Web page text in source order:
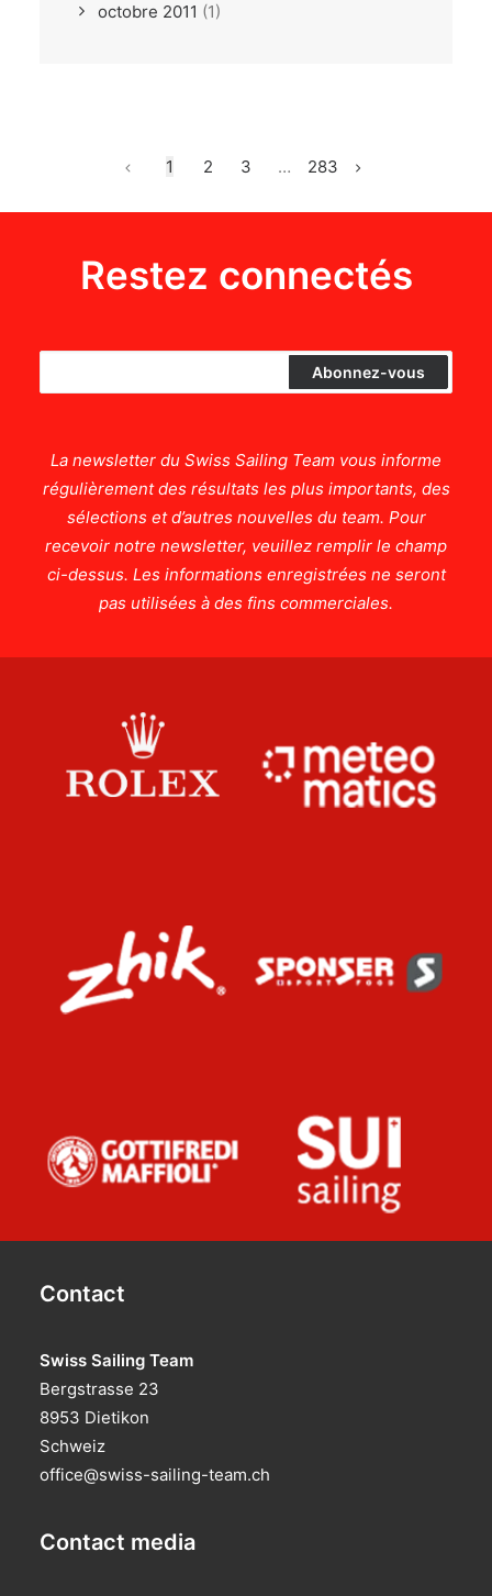
octobre 2011 (1)
1 2 3 … 283
Restez connectés
La newsletter du Swiss Sailing Team vous informe
régulièrement des résultats les plus importants, des
sélections et d’autres nouvelles du team. Pour
recevoir notre newsletter, veuillez remplir le champ
ci-dessus. Les informations enregistrées ne seront
pas utilisées à des fins commerciales.
Contact
Swiss Sailing Team
Bergstrasse 23
8953 Dietikon
Schweiz
office@swiss-sailing-team.ch
Contact media